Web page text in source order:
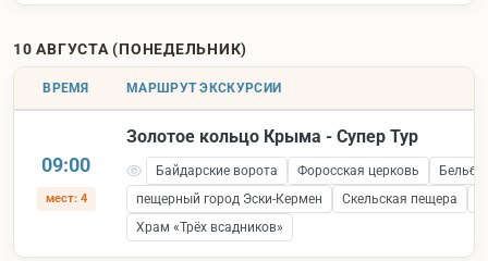
10 АВГУСТА (ПОНЕДЕЛЬНИК)
ВРЕМЯ МАРШРУТ ЭКСКУРСИИ
09:00
мест: 4
Золотое кольцо Крыма - Супер Тур
Байдарские ворота Форосская церковь
пещерный город Эски-Кермен
Скельская пещера
Храм «Трёх всадников»